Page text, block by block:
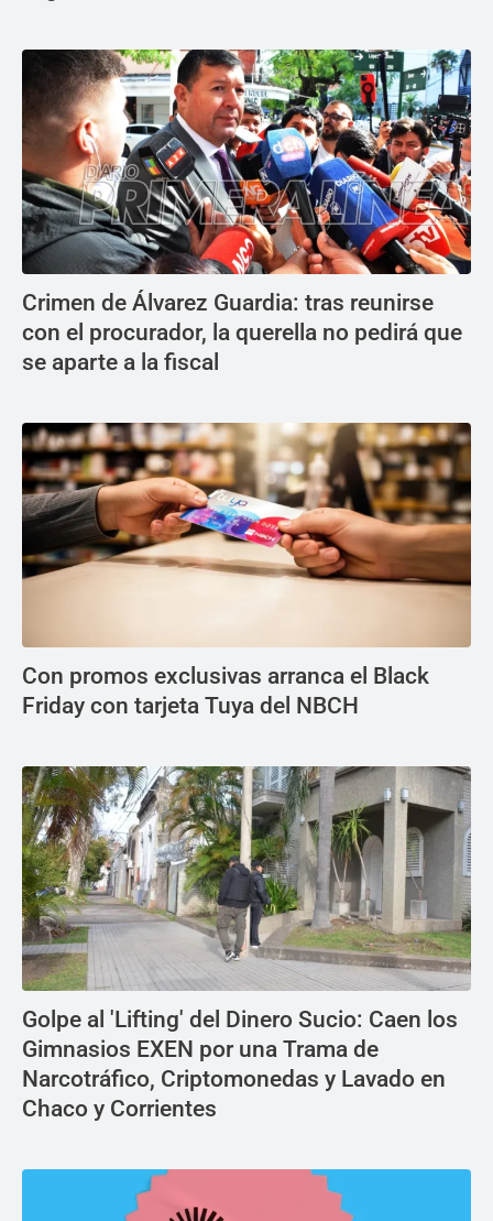
Crimen de Álvarez Guardia: tras reunirse
con el procurador, la querella no pedirá que
se aparte a la fiscal
Con promos exclusivas arranca el Black
Friday con tarjeta Tuya del NBCH
Golpe al 'Lifting' del Dinero Sucio: Caen los
Gimnasios EXEN por una Trama de
Narcotráfico, Criptomonedas y Lavado en
Chaco y Corrientes